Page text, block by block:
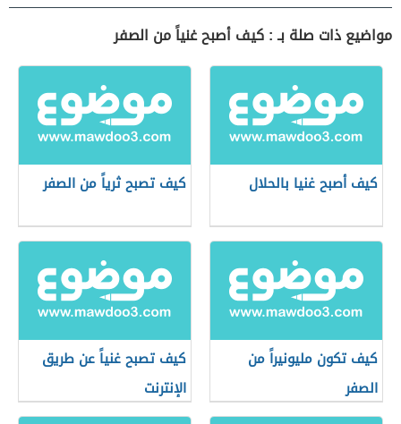
مواضيع ذات صلة بـ : كيف أصبح غنياً من الصفر
كيف أصبح غنيا بالحلال كيف تصبح ثرياً من الصفر
كيف تكون مليونيراً من
الصفر
كيف تصبح غنياً عن طريق
الإنترنت